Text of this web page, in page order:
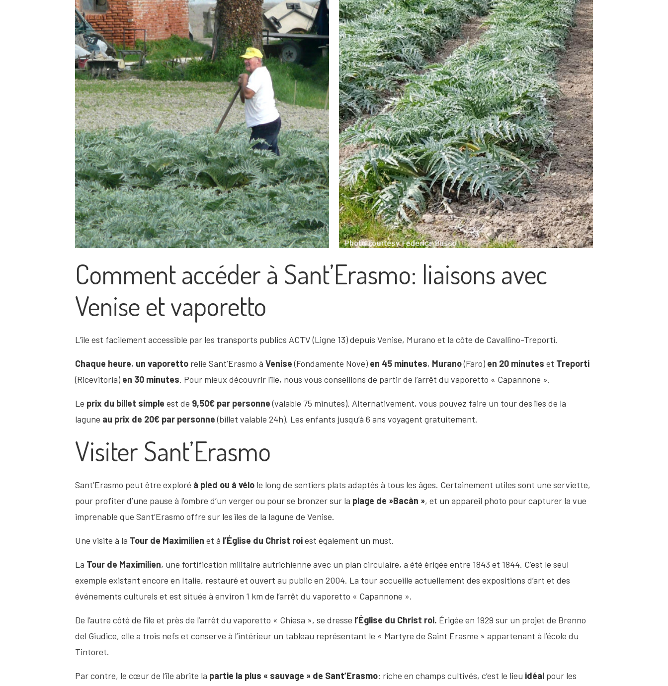
Comment accéder à Sant’Erasmo: liaisons avec
Venise et vaporetto
L’île est facilement accessible par les transports publics ACTV (Ligne 13) depuis Venise, Murano et la côte de Cavallino-Treporti.
Chaque heure, un vaporetto relie Sant’Erasmo àVenise(Fondamente Nove) en 45 minutes, Murano(Faro) en 20 minutes et Treporti
(Ricevitoria) en 30 minutes. Pour mieux découvrir l’île, nous vous conseillons de partir de l’arrêt du vaporetto « Capannone ».
Le prix du billet simple est de 9,50€ par personne(valable 75 minutes). Alternativement, vous pouvez faire un tour des îles de la
lagune au prix de 20€ par personne(billet valable 24h). Les enfants jusqu’à 6 ans voyagent gratuitement.
Visiter Sant’Erasmo
Sant’Erasmo peut être exploré à pied ou à vélo le long de sentiers plats adaptés à tous les âges. Certainement utiles sont une serviette,
pour profiter d’une pause à l’ombre d’un verger ou pour se bronzer sur la plage de »Bacàn », et un appareil photo pour capturer la vue
imprenable que Sant’Erasmo offre sur les îles de la lagune de Venise.
Une visite à la Tour de Maximilien et à l’Église du Christ roiest également un must.
La Tour de Maximilien, une fortification militaire autrichienne avec un plan circulaire, a été érigée entre 1843 et 1844. C’est le seul
exemple existant encore en Italie, restauré et ouvert au public en 2004. La tour accueille actuellement des expositions d’art et des
événements culturels et est située à environ 1 km de l’arrêt du vaporetto « Capannone ».
De l’autre côté de l’île et près de l’arrêt du vaporetto « Chiesa », se dresse l’Église du Christ roi. Érigée en 1929 sur un projet de Brenno
del Giudice, elle a trois nefs et conserve à l’intérieur un tableau représentant le « Martyre de Saint Erasme » appartenant à l’école du
Tintoret.
Par contre, le cœur de l’île abrite la partie la plus « sauvage » de Sant’Erasmo: riche en champs cultivés, c’est le lieu idéal pour les